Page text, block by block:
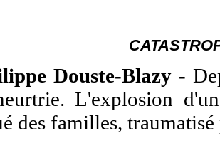
Douste-Blazy -
L'explosion
des familles,